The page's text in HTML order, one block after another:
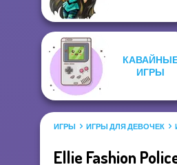
ИГРЫ
ИГРЫ ИГРЫ ДЛЯ ДЕВОЧЕК
Ellie Fashion